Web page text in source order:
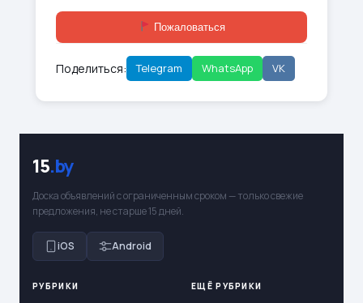
Пожаловаться
Поделиться: Telegram WhatsApp VK
15.by
Доска объявлений с ограниченным сроком — только свежие
предложения, не старше 15 дней.
iOS Android
РУБРИКИ ЕЩЁ РУБРИКИ